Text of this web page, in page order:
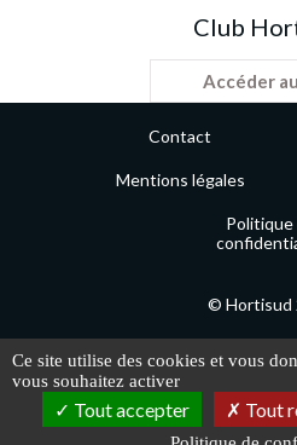
Club
Accéder
Contact
Mentions légales
Politique
© Hortisud
Ce site utilise des cookies et vous
vous souhaitez activer
Tout accepter Tout